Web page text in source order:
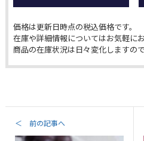
価格は更新日時点の税込価格です。
在庫や詳細情報についてはお気軽に
商品の在庫状況は日々変化しますの
＜ 前の記事へ